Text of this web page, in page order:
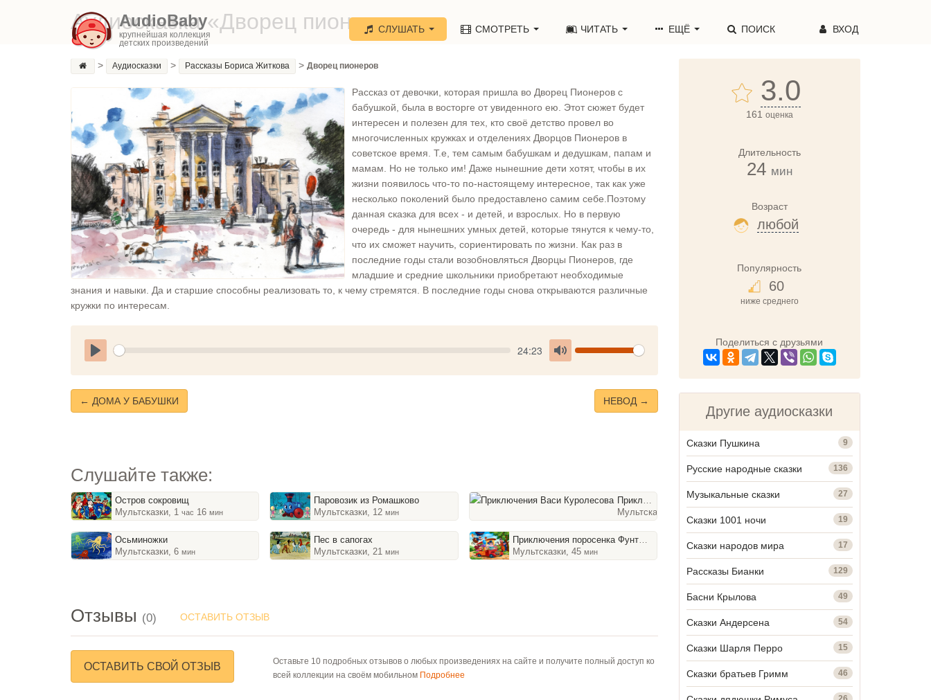
AudioBaby
крупнейшая коллекция
детских произведений
СЛУШАТЬ СМОТРЕТЬ ЧИТАТЬ ЕЩЁ ПОИСК ВХОД
Аудиосказка «Дворец пионеров»
> Аудиосказки > Рассказы Бориса Житкова > Дворец пионеров
Рассказ от девочки, которая пришла во Дворец Пионеров с
бабушкой, была в восторге от увиденного ею. Этот сюжет будет
интересен и полезен для тех, кто своё детство провел во
многочисленных кружках и отделениях Дворцов Пионеров в
советское время. Т.е, тем самым бабушкам и дедушкам, папам и
мамам. Но не только им! Даже нынешние дети хотят, чтобы в их
жизни появилось что-то по-настоящему интересное, так как уже
несколько поколений было предоставлено самим себе.Поэтому
данная сказка для всех - и детей, и взрослых. Но в первую
очередь - для нынешних умных детей, которые тянутся к чему-то,
что их сможет научить, сориентировать по жизни. Как раз в
последние годы стали возобновляться Дворцы Пионеров, где
младшие и средние школьники приобретают необходимые
знания и навыки. Да и старшие способны реализовать то, к чему стремятся. В последние годы снова открываются различные
кружки по интересам.
Play
Current
time
24:23
Toggle
Volume
← ДОМА У БАБУШКИ НЕВОД →
Слушайте также:
Остров сокровищ
Мультсказки, 1 час 16 мин
Осьминожки
Мультсказки, 6 мин
Паровозик из Ромашково
Мультсказки, 12 мин
Пес в сапогах
Мультсказки, 21 мин
Приключения Васи Куролесова
Мультсказки, 29
Приключения поросенка Фунтика
Мультсказки, 45мин
Отзывы (0) ОСТАВИТЬ ОТЗЫВ
ОСТАВИТЬ СВОЙ ОТЗЫВ
Оставьте 10 подробных отзывов о любых произведениях на сайте и получите полный доступ ко
всей коллекции на своём мобильном Подробнее
3.0
161 оценка
Длительность
24 мин
Возраст
любой
Популярность
60
ниже среднего
Поделиться с друзьями
Другие аудиосказки
Сказки Пушкина 9
Русские народные сказки 136
Музыкальные сказки 27
Сказки 1001 ночи 19
Сказки народов мира 17
Рассказы Бианки 129
Басни Крылова 49
Сказки Андерсена 54
Сказки Шарля Перро 15
Сказки братьев Гримм 46